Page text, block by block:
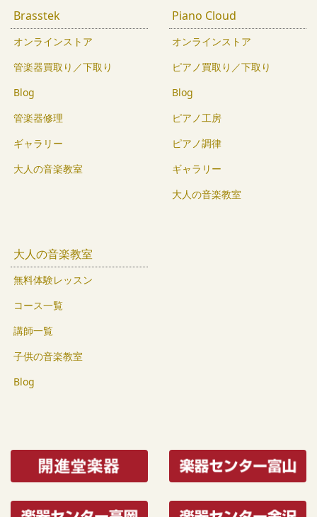
Brasstek
オンラインストア
管楽器買取り／下取り
Blog
管楽器修理
ギャラリー
大人の音楽教室
Piano Cloud
オンラインストア
ピアノ買取り／下取り
Blog
ピアノ工房
ピアノ調律
ギャラリー
大人の音楽教室
大人の音楽教室
無料体験レッスン
コース一覧
講師一覧
子供の音楽教室
Blog